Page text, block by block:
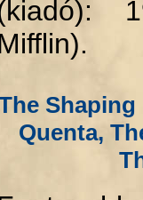
Quenta,